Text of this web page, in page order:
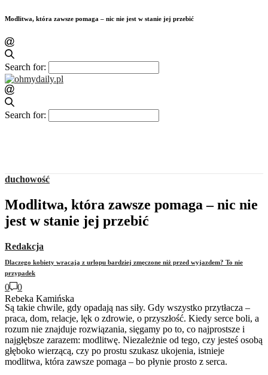
Modlitwa, która zawsze pomaga – nic nie jest w stanie jej przebić
Search for:
Search for:
Dlaczego kobiety wracają z urlopu bardziej zmęczone niż przed wyjazdem? To nie
przypadek
Rebeka Kamińska
duchowość
Modlitwa, która zawsze pomaga – nic nie
jest w stanie jej przebić
Redakcja
0
0
Są takie chwile, gdy opadają nas siły. Gdy wszystko przytłacza –
praca, dom, relacje, lęk o zdrowie, o przyszłość. Kiedy serce boli, a
rozum nie znajduje rozwiązania, sięgamy po to, co najprostsze i
najgłębsze zarazem: modlitwę. Niezależnie od tego, czy jesteś osobą
głęboko wierzącą, czy po prostu szukasz ukojenia, istnieje
modlitwa, która zawsze pomaga – bo płynie prosto z serca.